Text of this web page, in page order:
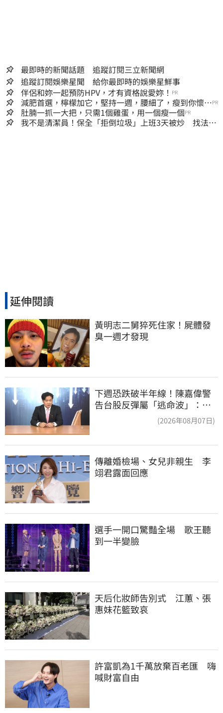
最即時的新聞話題 追蹤訂閱三立新聞網
追蹤訂閱娛樂星聞 給你最即時的娛樂星鮮事
伴侶和妳一起預防HPV，才有資格說愛妳！ PR
減肥首選，檸檬加它，堅持一週，腰細了，瘦到你懷疑
人生
PR
肚腩一抓一大把，只需1個雞蛋，用一個瘦一個PR
我不是清潔員！保全「拒倒垃圾」上班3天被炒 找法院
延伸閱讀
黃明志二舅猝死住家！屍體發
臭一週才發現
下週恐跌破半年線！陳嘉偉警
告台股反彈屬「逃命波」：空
(2026年08月07日)
傳離婚檢場、女兒非親生　李
翊君露面回應
選手一開口驚豔全場　歌王聽
到一半變臉
天后化妝師告別式　江蕙、張
惠妹花籃致哀
許富凱為1千萬放棄百老匯　嗨
喊財富自由